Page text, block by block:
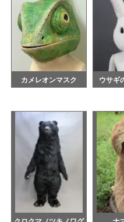
カメレオンマスク ウサギ